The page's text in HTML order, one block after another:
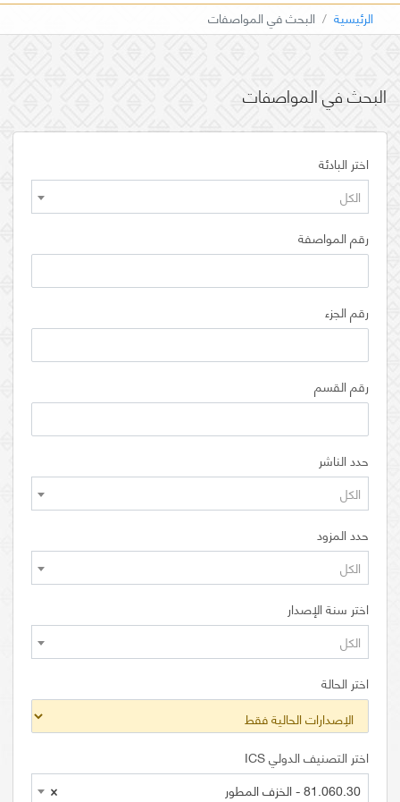
الرئيسية البحث في المواصفات
البحث في المواصفات
اختر البادئة
الكل
رقم المواصفة
رقم الجزء
رقم القسم
حدد الناشر
الكل
حدد المزود
الكل
اختر سنة الإصدار
الكل
اختر الحالة
اختر التصنيف الدولي ICS
×
81.060.30 - الخزف المطور